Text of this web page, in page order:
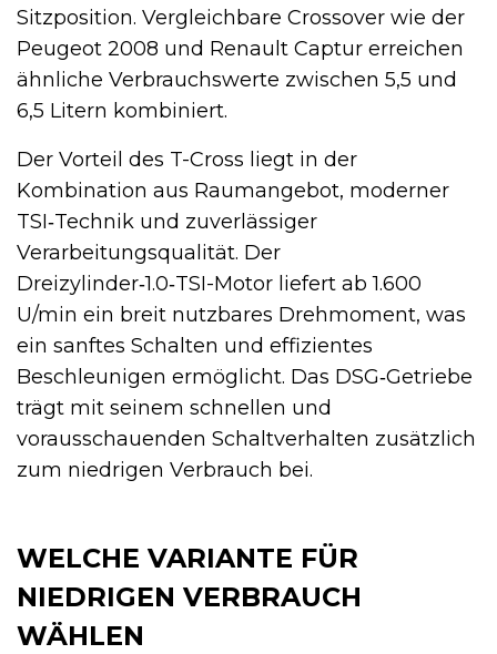
Sitzposition. Vergleichbare Crossover wie der
Peugeot 2008 und Renault Captur erreichen
ähnliche Verbrauchswerte zwischen 5,5 und
6,5 Litern kombiniert.
Der Vorteil des T-Cross liegt in der
Kombination aus Raumangebot, moderner
TSI‑Technik und zuverlässiger
Verarbeitungsqualität. Der
Dreizylinder‑1.0‑TSI-Motor liefert ab 1.600
U/min ein breit nutzbares Drehmoment, was
ein sanftes Schalten und effizientes
Beschleunigen ermöglicht. Das DSG‑Getriebe
trägt mit seinem schnellen und
vorausschauenden Schaltverhalten zusätzlich
zum niedrigen Verbrauch bei.
WELCHE VARIANTE FÜR
NIEDRIGEN VERBRAUCH
WÄHLEN